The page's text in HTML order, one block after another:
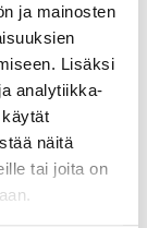
ja mainosten
Lisäksi
analytiikka-
näitä
tai joita on
ja turvata
hanketta.